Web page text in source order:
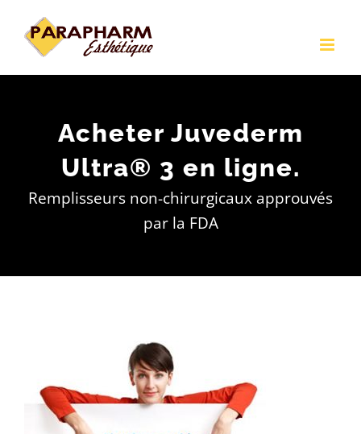
contenu
Acheter Juvederm
Ultra® 3 en ligne.
Remplisseurs non-chirurgicaux approuvés
par la FDA